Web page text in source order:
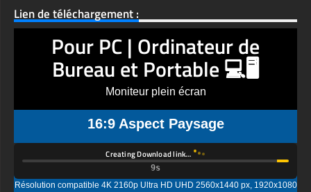
Lien de téléchargement :
Pour PC | Ordinateur de
Bureau et Portable 💻🖥️
Moniteur plein écran
16:9 Aspect Paysage
Creating Download link…
Résolution compatible 4K 2160p Ultra HD UHD 2560x1440 px, 1920x1080
px, 1600x900 px, 1366x768 px